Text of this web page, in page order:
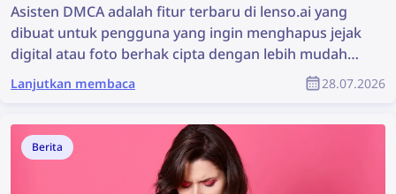
Asisten DMCA adalah fitur terbaru di lenso.ai yang
dibuat untuk pengguna yang ingin menghapus jejak
digital atau foto berhak cipta dengan lebih mudah
dan cepat. Alat ini menghasilkan email siap salin dan
tempel yang dapat digunakan untuk meminta
ditemukan. Baca terus untuk mengetahui
bagaimana Anda dapat menghapus konten gambar
dari situs web mana pun dengan bantuan Asisten
Lanjutkan membaca 28.07.2026
Berita